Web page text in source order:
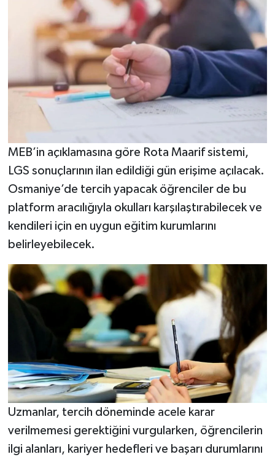
MEB’in açıklamasına göre Rota Maarif sistemi,
LGS sonuçlarının ilan edildiği gün erişime açılacak.
Osmaniye’de tercih yapacak öğrenciler de bu
platform aracılığıyla okulları karşılaştırabilecek ve
kendileri için en uygun eğitim kurumlarını
belirleyebilecek.
Uzmanlar, tercih döneminde acele karar
verilmemesi gerektiğini vurgularken, öğrencilerin
ilgi alanları, kariyer hedefleri ve başarı durumlarını